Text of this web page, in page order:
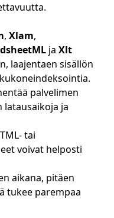
, Xlam,
ja Xlt
laajentaen sisällön
palvelimen
ja
tai
voivat helposti
aikana, pitäen
tukee parempaa